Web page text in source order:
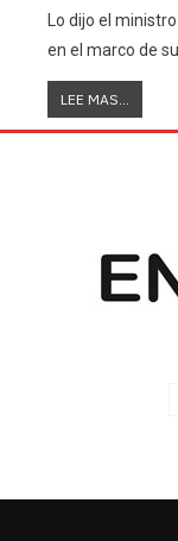
Lo dijo el
en el marco de
LEE MAS...